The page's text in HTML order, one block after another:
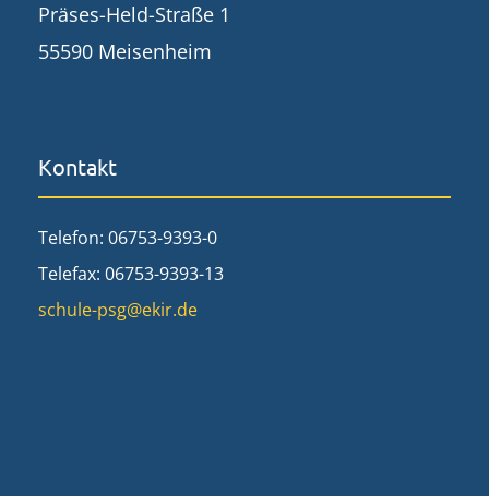
Präses-Held-Straße 1
55590 Meisenheim
Kontakt
Telefon: 06753-9393-0
Telefax: 06753-9393-13
schule-psg@ekir.de